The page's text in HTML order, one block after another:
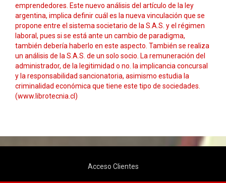
emprendedores. Este nuevo análisis del artículo de la ley
argentina, implica definir cuál es la nueva vinculación que se
propone entre el sistema societario de la S.A.S. y el régimen
laboral, pues si se está ante un cambio de paradigma,
también debería haberlo en este aspecto. También se realiza
un análisis de la S.A.S. de un solo socio. La remuneración del
administrador, de la legitimidad o no. la implicancia concursal
y la responsabilidad sancionatoria, asimismo estudia la
criminalidad económica que tiene este tipo de sociedades.
(www.librotecnia.cl)
Acceso Clientes